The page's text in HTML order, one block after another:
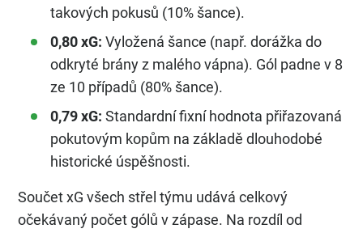
takových pokusů (10% šance).
0,80 xG: Vyložená šance (např. dorážka do
odkryté brány z malého vápna). Gól padne v 8
ze 10 případů (80% šance).
0,79 xG: Standardní fixní hodnota přiřazovaná
pokutovým kopům na základě dlouhodobé
historické úspěšnosti.
Součet xG všech střel týmu udává celkový
očekávaný počet gólů v zápase. Na rozdíl od